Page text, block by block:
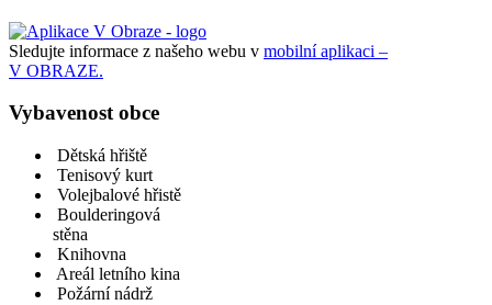
Sledujte informace z našeho webu v mobilní aplikaci –
V OBRAZE.
Vybavenost obce
Dětská hřiště
Tenisový kurt
Volejbalové hřistě
Boulderingová
stěna
Knihovna
Areál letního kina
Požární nádrž